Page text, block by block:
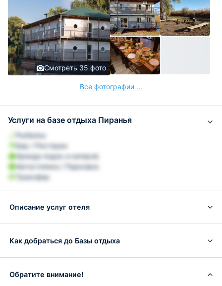
Смотреть 35 фото
Все фотографии ...
Услуги на базе отдыха Пиранья
Рыбалка
Бар / Ресторан
Аренда лодок и катеров
Автостоянка / Парковка
Трансфер
Описание услуг отеля
Как добраться до Базы отдыха
Обратите внимание!